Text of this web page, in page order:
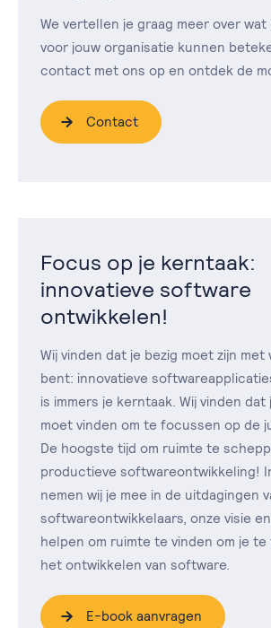
We vertellen je graag meer over
voor jouw organisatie kunnen
contact met ons op en ontdek de
Contact
Focus op je kerntaak:
innovatieve software
ontwikkelen!
Wij vinden dat je bezig moet zijn met
bent: innovatieve
is immers je kerntaak. Wij vinden dat
moet vinden om te focussen op de
De hoogste tijd om ruimte te
productieve softwareontwikkeling!
nemen wij je mee in de uitdagingen
softwareontwikkelaars, onze visie
helpen om ruimte te vinden om je
het ontwikkelen van software.
E-book aanvragen